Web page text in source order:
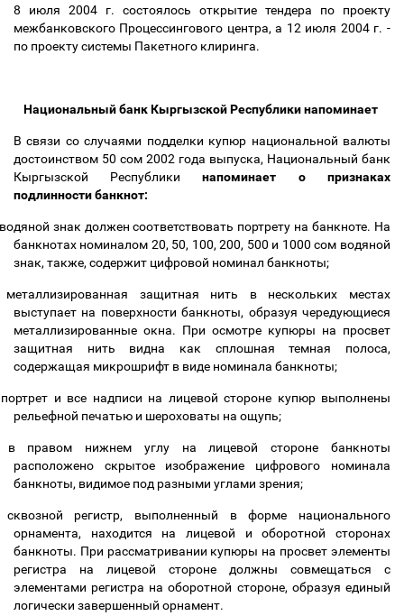
8 июля 2004 г. состоялось открытие тендера по проекту
межбанковского Процессингового центра, а 12 июля 2004 г. -
по проекту системы Пакетного клиринга.
Национальный банк Кыргызской Республики напоминает
В связи со случаями подделки купюр национальной валюты
достоинством 50 сом 2002 года выпуска, Национальный банк
Кыргызской Республикинапоминает о признаках
подлинности банкнот:
знак должен соответствовать портрету на банкноте. На
банкнотах номиналом 20, 50, 100, 200, 500 и 1000 сом водяной
знак, также, содержит цифровой номинал банкноты;
металлизированная защитная нить в нескольких местах
выступает на поверхности банкноты, образуя чередующиеся
металлизированные окна. При осмотре купюры на просвет
защитная нить видна как сплошная темная полоса,
содержащая микрошрифт в виде номинала банкноты;
портрет и все надписи на лицевой стороне купюр выполнены
рельефной печатью и шероховаты на ощупь;
в правом нижнем углу на лицевой стороне банкноты
расположено скрытое изображение цифрового номинала
банкноты, видимое под разными углами зрения;
сквозной регистр, выполненный в форме национального
орнамента, находится на лицевой и оборотной сторонах
банкноты. При рассматривании купюры на просвет элементы
регистра на лицевой стороне должны совмещаться с
элементами регистра на оборотной стороне, образуя единый
логически завершенный орнамент.